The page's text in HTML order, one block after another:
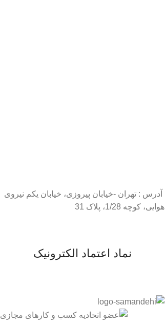
آدرس : تهران -خیابان پیروزی، خیابان یکم نیروی
هوایی، کوچه 1/28، پلاک 31
نماد اعتماد الکترونیک